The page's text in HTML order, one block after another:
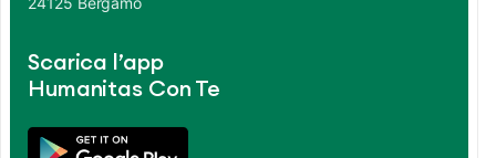
Scarica l’app
Humanitas Con Te